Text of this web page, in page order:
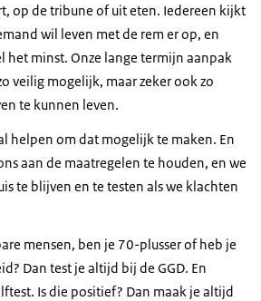
op de tribune of uit eten. Iedereen kijkt
wil leven met de rem er op, en
het minst. Onze lange termijn aanpak
veilig mogelijk, maar zeker ook zo
te kunnen leven.
helpen om dat mogelijk te maken. En
aan de maatregelen te houden, en we
te blijven en te testen als we klachten
mensen, ben je 70-plusser of heb je
Dan test je altijd bij de GGD. En
Is die positief? Dan maak je altijd